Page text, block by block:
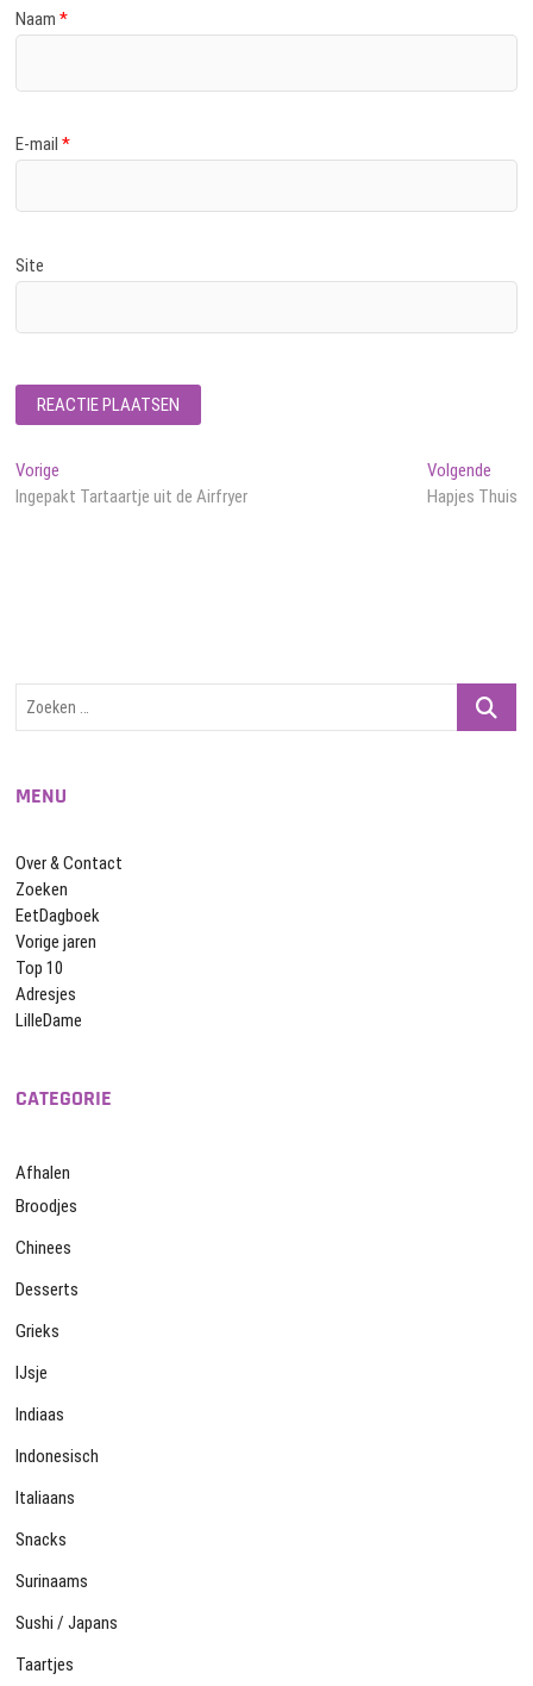
Naam*
E-mail*
Site
Bericht
navigatie
Vorige
bericht:
Ingepakt Tartaartje uit de Airfryer
Volgende
Hapjes Thuis
Zoeken
MENU
Over & Contact
Zoeken
EetDagboek
Vorige jaren
Top 10
Adresjes
LilleDame
CATEGORIE
Afhalen
Broodjes
Chinees
Desserts
Grieks
IJsje
Indiaas
Indonesisch
Italiaans
Snacks
Surinaams
Sushi / Japans
Taartjes